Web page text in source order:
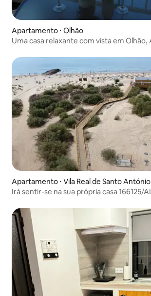
Apartamento ⋅ Olhão
Uma casa relaxante com vista em Olhão,
Apartamento ⋅ Vila Real de Santo António
Irá sentir-se na sua própria casa 166125/